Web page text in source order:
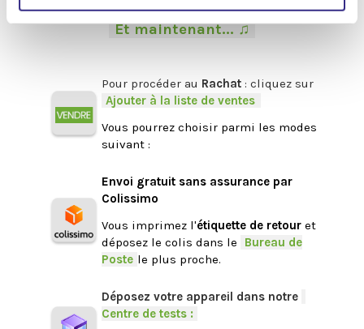
-Et maintenant... ♫-
Pour procéder au Rachat : cliquez sur
Ajouter à la liste de ventes
Vous pourrez choisir parmi les modes
suivant :
Envoi gratuit sans assurance par
Colissimo
Vous imprimez l'étiquette de retour et
déposez le colis dans le
Bureau de
Poste le plus proche.
Déposez votre appareil dans notre
Centre de tests :